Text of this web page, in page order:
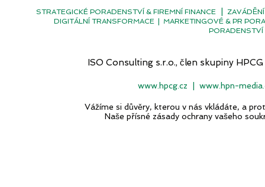
STRATEGICKÉ PORADENSTVÍ & FIREMNÍ FINANCE
DIGITÁLNÍ TRANSFORMACE
MARKETINGOVÉ & PR
ISO Consulting s.r.o., člen skupiny
www.hpcg.cz www.hpn-
Vážíme si důvěry, kterou v nás vkládáte, a
Naše přísné zásady ochrany vašeho